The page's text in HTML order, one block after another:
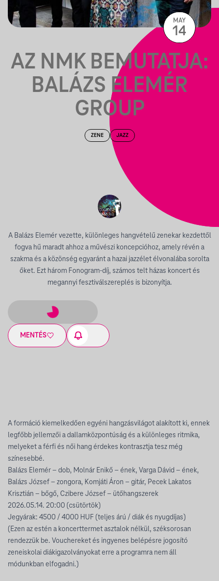
AZ NMK BEMUTATJA:
BALÁZS ELEMÉR
GROUP
ZENE JAZZ
A Balázs Elemér vezette, különleges hangvételű zenekar kezdettől
fogva hű maradt ahhoz a művészi koncepcióhoz, amely révén a
szakma és a közönség egyaránt a hazai jazzélet élvonalába sorolta
őket. Ezt három Fonogram-díj, számos telt házas koncert és
megannyi fesztiválszereplés is bizonyítja.
MENTÉS
MAY
14
A formáció kiemelkedően egyéni hangzásvilágot alakított ki, ennek
legfőbb jellemzői a dallamközpontúság és a különleges ritmika,
melyeket a férfi és női hang érdekes kontrasztja tesz még
színesebbé.
Balázs Elemér – dob, Molnár Enikő – ének, Varga Dávid – ének,
Balázs József – zongora, Komjáti Áron – gitár, Pecek Lakatos
Krisztián – bőgő, Czibere József – ütőhangszerek
2026.05.14. 20:00 (csütörtök)
Jegyárak: 4500 / 4000 HUF (teljes árú / diák és nyugdíjas)
(Ezen az estén a koncerttermet asztalok nélkül, széksorosan
rendezzük be. Vouchereket és ingyenes belépésre jogosító
zeneiskolai diákigazolványokat erre a programra nem áll
módunkban elfogadni.)